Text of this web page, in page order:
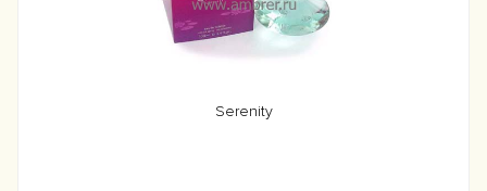
Serenity